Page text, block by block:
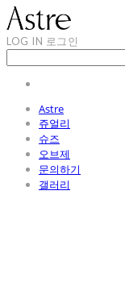
LOG IN 로그인
Astre
쥬얼리
슈즈
오브제
문의하기
갤러리